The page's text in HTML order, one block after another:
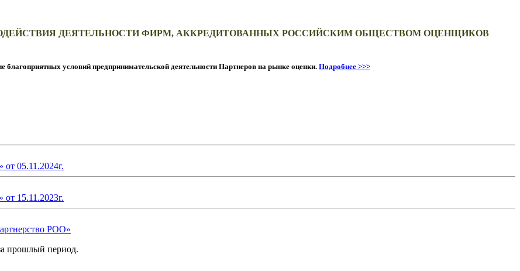
ДЕЯТЕЛЬНОСТИ ФИРМ, АККРЕДИТОВАННЫХ РОССИЙСКИМ ОБЩЕСТВОМ ОЦЕНЩИКОВ
условий предпринимательской деятельности Партнеров на рынке оценки. Подробнее >>>
05.11.2024г.
15.11.2023г.
РОО»
прошлый период.